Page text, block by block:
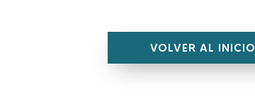
VOLVER AL INICIO